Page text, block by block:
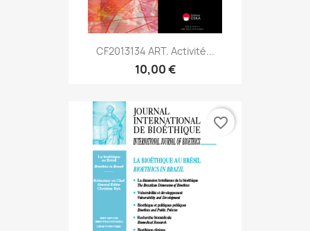
CF2013134 ART. Activité...
10,00 €
favorite_border